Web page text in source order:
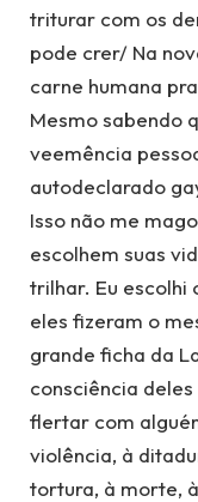
triturar com os
pode crer/ Na
carne humana
Mesmo sabendo
veemência
autodeclarado
Isso não me
escolhem suas
trilhar. Eu escolhi
eles fizeram o
grande ficha da
consciência
flertar com
violência, à
tortura, à morte,